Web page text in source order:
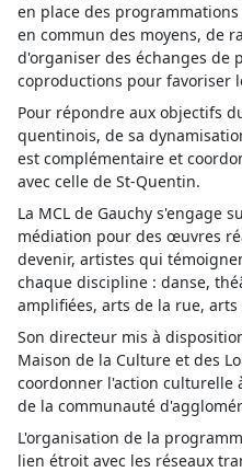
en place des
en commun des moyens, de
d'organiser des échanges de
coproductions pour favoriser
Pour répondre aux objectifs
quentinois, de sa
est complémentaire et
avec celle de St-Quentin.
La MCL de Gauchy s'engage
médiation pour des œuvres
devenir, artistes qui
chaque discipline : danse,
amplifiées, arts de la rue,
Son directeur mis à
Maison de la Culture et des
coordonner l'action culturelle
de la communauté
L'organisation de la
lien étroit avec les réseaux